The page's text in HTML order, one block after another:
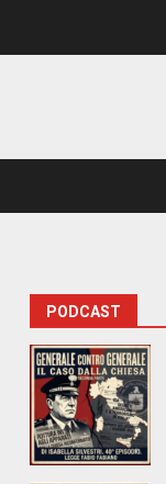
PODCAST